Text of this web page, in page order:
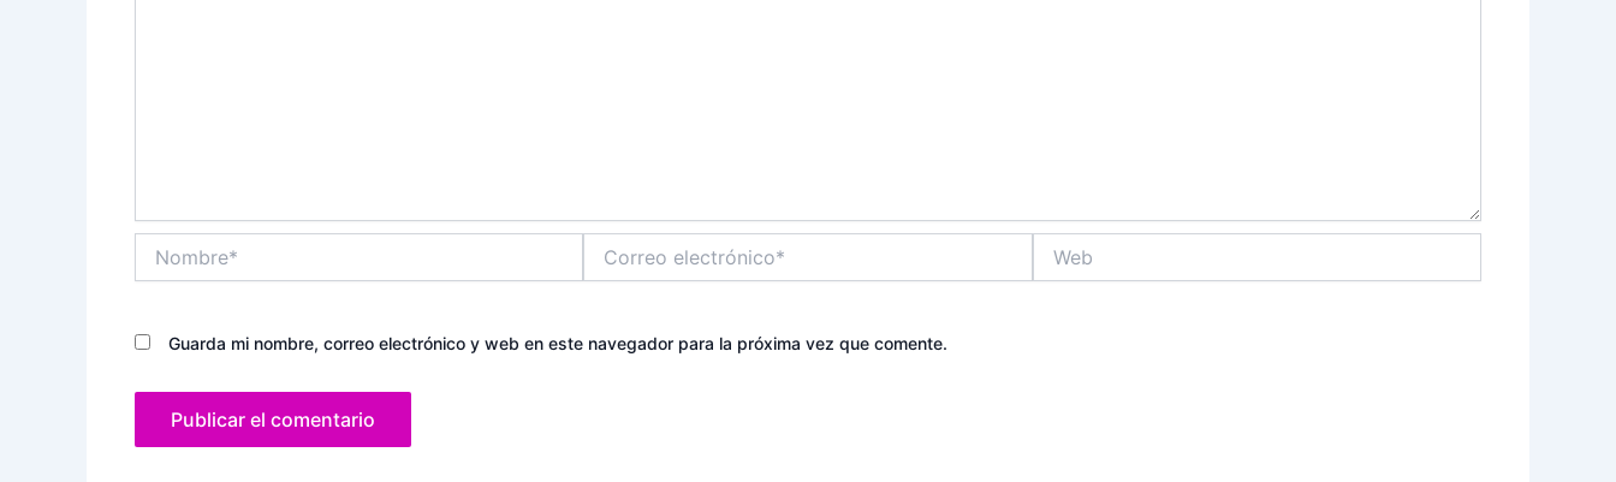
electrónico*
Guarda mi nombre, correo electrónico y web en este navegador para la próxima vez que comente.